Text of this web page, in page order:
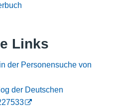
Links
der Personensuche von
der Deutschen